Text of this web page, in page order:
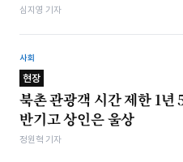
심지영 기자
사회
현장
북촌 관광객 시간 제한 1년
반기고 상인은 울상
정원혁 기자